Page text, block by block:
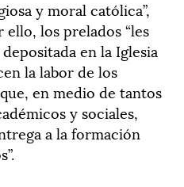
y moral católica”,
ello, los prelados “les
en la Iglesia
la labor de los
en medio de tantos
y sociales,
a la formación